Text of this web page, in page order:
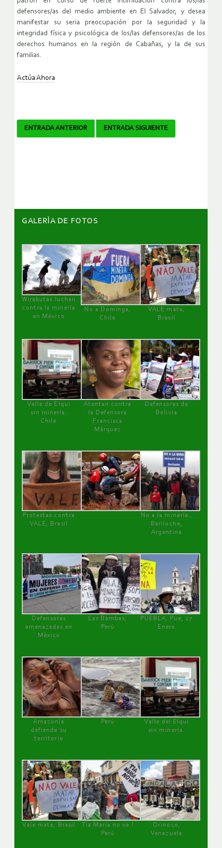
defensores/as del medio ambiente en El Salvador, y desea
manifestar su seria preocupación por la seguridad y la
integridad física y psicológica de los/las defensores/as de los
derechos humanos en la región de Cabañas, y la de sus
familias.
Actúa Ahora
Navegador
ENTRADA ANTERIOR ENTRADA SIGUIENTE
GALERÌA DE FOTOS
Wirakutas luchan
contra la minería
en México
No a Dominga,
Chile
VALE mata,
Brasil
Valle de Elqui
sin minería.
Chile
Atentan contra
la Defensora
Francisca
Márquez
Defensoras de
Bolivia
Protestas contra
VALE, Brasil
No a la minería ,
Bariloche,
Argentina
Defensoras
amenazadas en
México
Las Bambas,
Perú
PUEBLA, Pue, 27
Enero
Amazonía
defiende su
territorio
Perú
Valle del Elqui
sin minería.
Vale mata, Brasil
Tía María no va !
Perú
Orinoco,
Venezuela